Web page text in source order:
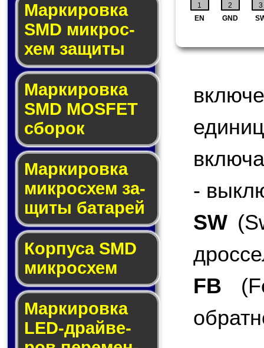
Мар­ки­ров­ка
SMD мик­рос­
хем защиты
Мар­ки­ров­ка
SMD MOSFET
сбо­рок
Мар­ки­ров­ка
мик­ро­схем за­
щи­ты ба­та­рей
Корпуса SMD
мик­ро­схем
Маркировка
LED-драй­ве­
1 2 3
EN GND
-
SW
FB